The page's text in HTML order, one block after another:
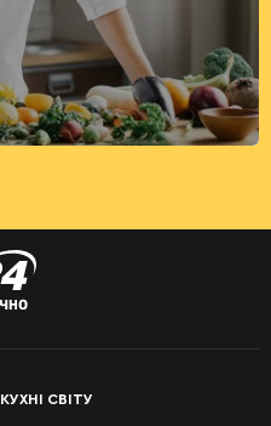
КУХНІ СВІТУ